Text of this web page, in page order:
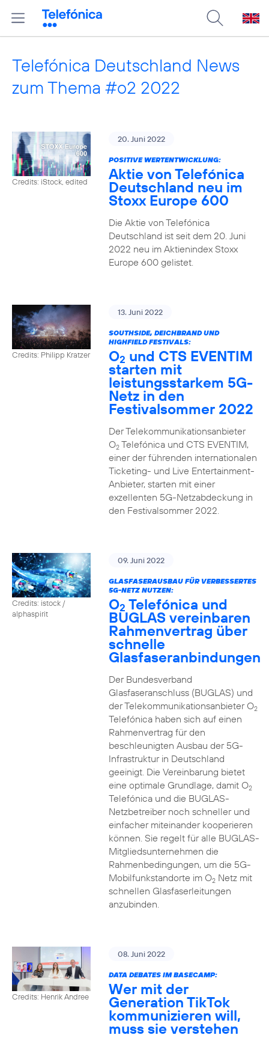
Telefónica Deutschland News
zum Thema #o2 2022
Credits: iStock, edited
20. Juni 2022
POSITIVE WERTENTWICKLUNG:
Aktie von Telefónica
Deutschland neu im
Stoxx Europe 600
Die Aktie von Telefónica
Deutschland ist seit dem 20. Juni
2022 neu im Aktienindex Stoxx
Europe 600 gelistet.
Credits: Philipp Kratzer
13. Juni 2022
SOUTHSIDE, DEICHBRAND UND
HIGHFIELD FESTIVALS:
O2 und CTS EVENTIM
starten mit
leistungsstarkem 5G-
Netz in den
Festivalsommer 2022
Der Telekommunikationsanbieter
O2Telefónica und CTS EVENTIM,
einer der führenden internationalen
Ticketing- und Live Entertainment-
Anbieter, starten mit einer
exzellenten 5G-Netzabdeckung in
den Festivalsommer 2022.
Credits: istock /
alphaspirit
09. Juni 2022
GLASFASERAUSBAU FÜR VERBESSERTES
5G-NETZ NUTZEN:
O2 Telefónica und
BUGLAS vereinbaren
Rahmenvertrag über
schnelle
Glasfaseranbindungen
Der Bundesverband
Glasfaseranschluss (BUGLAS) und
der Telekommunikationsanbieter O2
Telefónica haben sich auf einen
Rahmenvertrag für den
beschleunigten Ausbau der 5G-
Infrastruktur in Deutschland
geeinigt. Die Vereinbarung bietet
eine optimale Grundlage, damit O2
Telefónica und die BUGLAS-
Netzbetreiber noch schneller und
einfacher miteinander kooperieren
können. Sie regelt für alle BUGLAS-
Mitgliedsunternehmen die
Rahmenbedingungen, um die 5G-
Mobilfunkstandorte im O2Netz mit
schnellen Glasfaserleitungen
anzubinden.
Credits: Henrik Andree
08. Juni 2022
DATA DEBATES IM BASECAMP:
Wer mit der
Generation TikTok
kommunizieren will,
muss sie verstehen